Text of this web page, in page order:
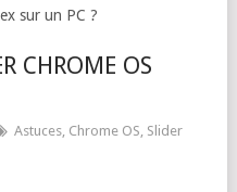
sur un PC ?
CHROME OS
Astuces, Chrome OS, Slider